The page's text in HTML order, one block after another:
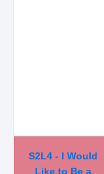
S2L4 - I Would
Like to Be a